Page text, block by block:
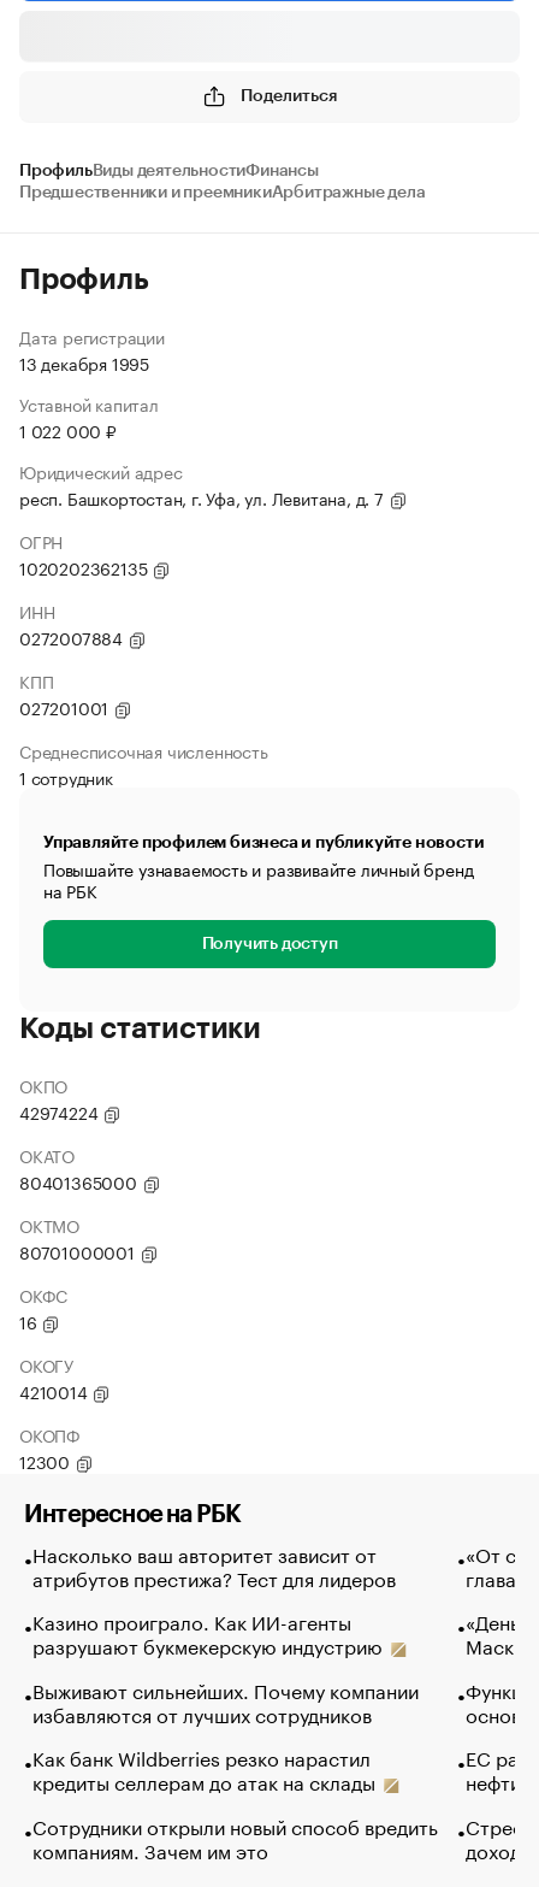
Поделиться
ПрофильВиды деятельностиФинансы
Предшественники и преемникиАрбитражные дела
Профиль
Дата регистрации
13 декабря 1995
Уставной капитал
1 022 000 ₽
Юридический адрес
респ. Башкортостан, г. Уфа, ул. Левитана, д. 7
ОГРН
1020202362135
ИНН
0272007884
КПП
027201001
Среднесписочная численность
1 сотрудник
Управляйте профилем бизнеса и публикуйте новости
Повышайте узнаваемость и развивайте личный бренд
на РБК
Получить доступ
Коды статистики
ОКПО
42974224
ОКАТО
80401365000
ОКТМО
80701000001
ОКФС
16
ОКОГУ
4210014
ОКОПФ
12300
Интересное на РБК
Насколько ваш авторитет зависит от
атрибутов престижа? Тест для лидеров
Казино проиграло. Как ИИ-агенты
разрушают букмекерскую индустрию
Выживают сильнейших. Почему компании
избавляются от лучших сотрудников
Как банк Wildberries резко нарастил
кредиты селлерам до атак на склады
Сотрудники открыли новый способ вредить
компаниям. Зачем им это
«От
глава
Маск в
основ
ЕС
нефти